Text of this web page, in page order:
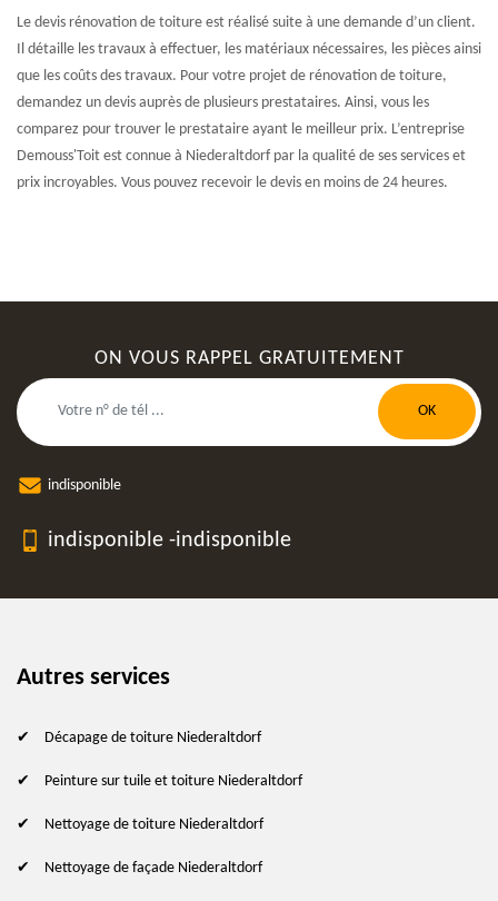
Le devis rénovation de toiture est réalisé suite à une demande d’un client.
Il détaille les travaux à effectuer, les matériaux nécessaires, les pièces ainsi
que les coûts des travaux. Pour votre projet de rénovation de toiture,
demandez un devis auprès de plusieurs prestataires. Ainsi, vous les
comparez pour trouver le prestataire ayant le meilleur prix. L’entreprise
Demouss'Toit est connue à Niederaltdorf par la qualité de ses services et
prix incroyables. Vous pouvez recevoir le devis en moins de 24 heures.
ON VOUS RAPPEL GRATUITEMENT
indisponible
indisponible -indisponible
Autres services
Décapage de toiture Niederaltdorf
Peinture sur tuile et toiture Niederaltdorf
Nettoyage de toiture Niederaltdorf
Nettoyage de façade Niederaltdorf